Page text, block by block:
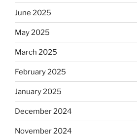
June 2025
May 2025
March 2025
February 2025
January 2025
December 2024
November 2024